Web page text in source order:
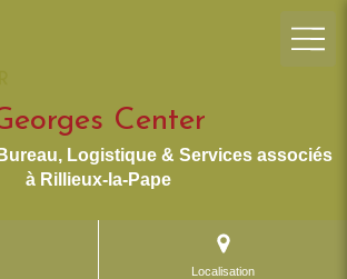
Center
Logistique & Services associés
à Rillieux-la-Pape
Localisation